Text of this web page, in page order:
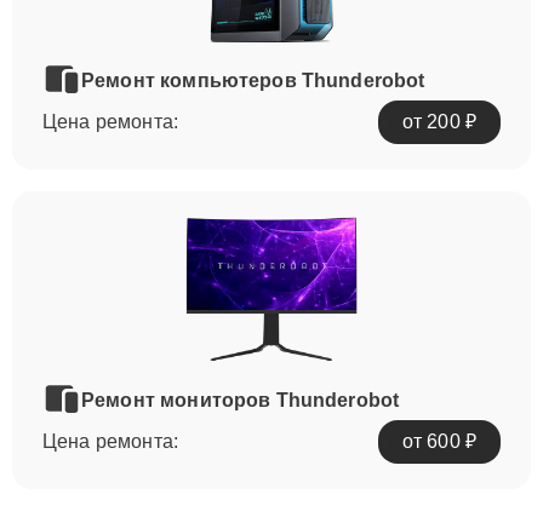
Ремонт компьютеров Thunderobot
Цена ремонта:
от 200 ₽
Ремонт мониторов Thunderobot
Цена ремонта:
от 600 ₽